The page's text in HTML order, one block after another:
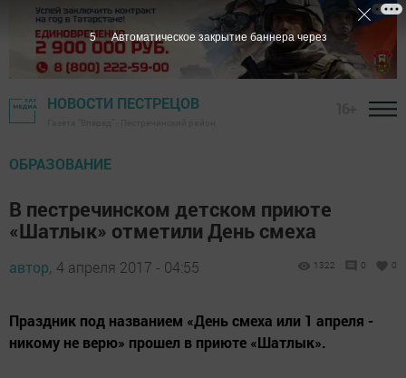
НОВОСТИ ПЕСТРЕЦОВ
ОБРАЗОВАНИЕ
В пестречинском детском приюте
«Шатлык» отметили День смеха
автор, 4 апреля 2017 - 04:55 1322 0 0
Праздник под названием «День смеха или 1 апреля -
никому не верю» прошел в приюте «Шатлык».
4 Автоматическое закрытие баннера через